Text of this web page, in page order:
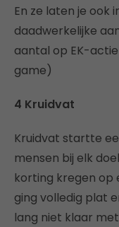
En ze laten je ook
daadwerkelijke
aantal op EK-
game)
4 Kruidvat
Kruidvat startte
mensen bij elk
korting kregen op
ging volledig plat
lang niet klaar